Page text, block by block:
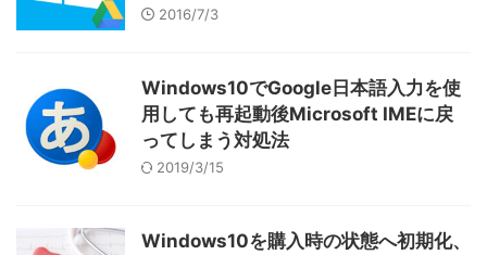
2016/7/3
Windows10でGoogle日本語入力を使
用しても再起動後Microsoft IMEに戻
ってしまう対処法
2019/3/15
Windows10を購入時の状態へ初期化、